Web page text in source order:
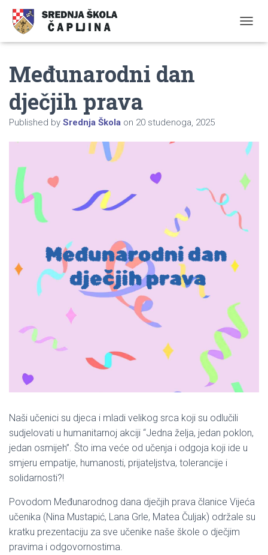
Međunarodni dan
dječjih prava
Published by Srednja Škola on 20 studenoga, 2025
Naši učenici su djeca i mladi velikog srca koji su odlučili
sudjelovati u humanitarnoj akciji “Jedna želja, jedan poklon,
jedan osmijeh”. Što ima veće od učenja i odgoja koji ide u
smjeru empatije, humanosti, prijateljstva, tolerancije i
solidarnosti?!
Povodom Međunarodnog dana dječjih prava članice Vijeća
učenika (Nina Mustapić, Lana Grle, Matea Čuljak) održale su
kratku prezentaciju za sve učenike naše škole o dječjim
pravima i odgovornostima.